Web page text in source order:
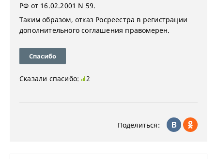
РФ от 16.02.2001 N 59.
Таким образом, отказ Росреестра в регистрации
дополнительного соглашения правомерен.
Спасибо
Сказали спасибо: 2
Поделиться: